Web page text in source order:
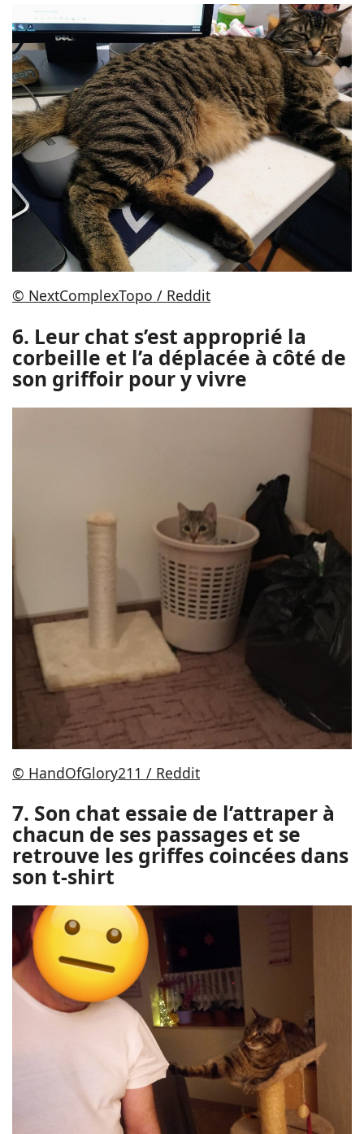
© NextComplexTopo / Reddit
6. Leur chat s’est approprié la
corbeille et l’a déplacée à côté de
son griffoir pour y vivre
© HandOfGlory211 / Reddit
7. Son chat essaie de l’attraper à
chacun de ses passages et se
retrouve les griffes coincées dans
son t-shirt